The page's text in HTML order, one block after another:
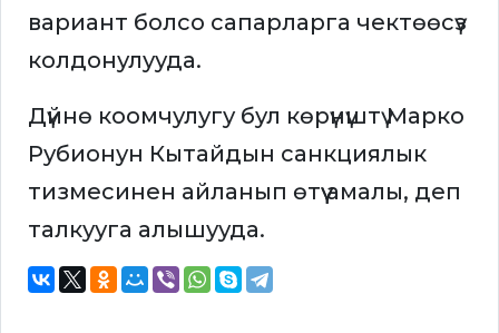
вариант болсо сапарларга чектөөсүз
колдонулууда.
Дүйнө коомчулугу бул көрүнүштү Марко
Рубионун Кытайдын санкциялык
тизмесинен айланып өтүү амалы, деп
талкууга алышууда.